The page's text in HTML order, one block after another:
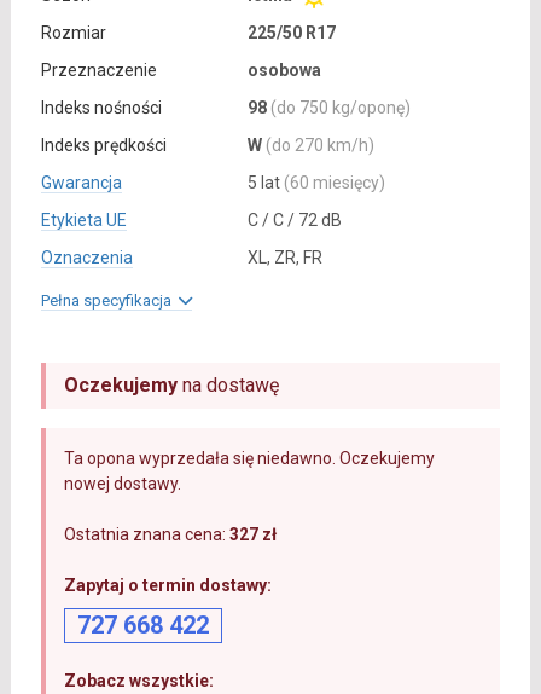
Rozmiar
225/50 R17
Przeznaczenie
osobowa
Indeks nośności
98 (do 750 kg/oponę)
Indeks prędkości
W (do 270 km/h)
Gwarancja
5 lat (60 miesięcy)
Etykieta UE
C / C / 72 dB
Oznaczenia
XL, ZR, FR
Pełna specyfikacja
Oczekujemyna dostawę
Ta opona wyprzedała się niedawno. Oczekujemy
nowej dostawy.
Ostatnia znana cena: 327 zł
Zapytaj o termin dostawy:
727 668 422
Zobacz wszystkie: